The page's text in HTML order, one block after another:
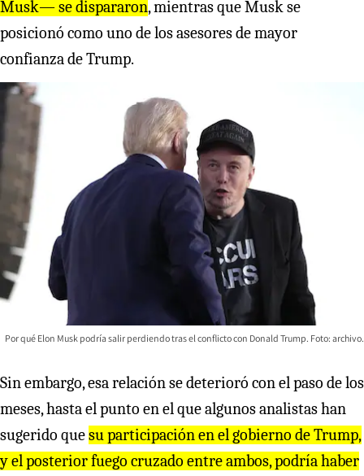
Musk— se dispararon, mientras que Musk se
posicionó como uno de los asesores de mayor
confianza de Trump.
Por qué Elon Musk podría salir perdiendo tras el conflicto con Donald Trump. Foto: archivo.
Sin embargo, esa relación se deterioró con el paso de los
meses, hasta el punto en el que algunos analistas han
sugerido quesu participación en el gobierno de Trump,
y el posterior fuego cruzado entre ambos, podría haber